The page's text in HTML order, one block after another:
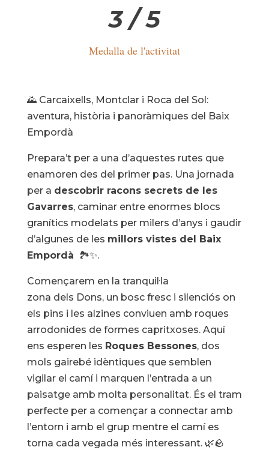
3 / 5
Medalla de l'activitat
🌄 Carcaixells, Montclar i Roca del Sol:
aventura, història i panoràmiques del Baix
Empordà
Prepara’t per a una d’aquestes rutes que
enamoren des del primer pas. Una jornada
per a descobrir racons secrets de les
Gavarres, caminar entre enormes blocs
granítics modelats per milers d’anys i gaudir
d’algunes de les millors vistes del Baix
Empordà 🏞️✨.
Començarem en la tranquil·la
zona dels Dons, un bosc fresc i silenciós on
els pins i les alzines conviuen amb roques
arrodonides de formes capritxoses. Aquí
ens esperen les Roques Bessones, dos
mols gairebé idèntiques que semblen
vigilar el camí i marquen l’entrada a un
paisatge amb molta personalitat. És el tram
perfecte per a començar a connectar amb
l’entorn i amb el grup mentre el camí es
torna cada vegada més interessant. 🌿🪨